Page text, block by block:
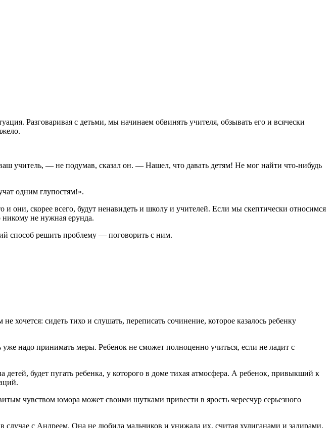
Разговаривая с детьми, мы начинаем обвинять учителя, обзывать его и всячески
учитель, — не подумав, сказал он. — Нашел, что давать детям! Не мог найти что-нибудь
одним глупостям!».
скорее всего, будут ненавидеть и школу и учителей. Если мы скептически относимся
не нужная ерунда.
способ решить проблему — поговорить с ним.
сидеть тихо и слушать, переписать сочинение, которое казалось ребенку
надо принимать меры. Ребенок не сможет полноценно учиться, если не ладит с
будет пугать ребенка, у которого в доме тихая атмосфе­ра. А ребенок, привыкший к
чувством юмора может своими шутками привести в ярость чересчур серь­езного
с Андреем. Она не люби­ла мальчиков и унижала их, считая хулиганами и задирами.